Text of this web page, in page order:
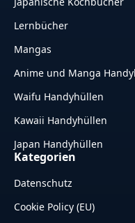
Lernbücher
Mangas
Anime und Manga
Waifu Handyhüllen
Kawaii Handyhüllen
Japan Handyhüllen
Kategorien
Datenschutz
Cookie Policy (EU)